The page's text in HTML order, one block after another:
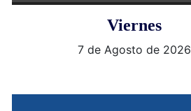
Viernes
7 de Agosto de 2026